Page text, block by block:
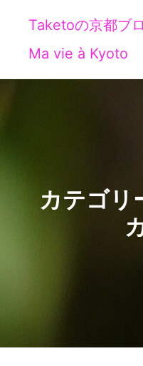
Taketoの京都ブ
Ma vie à Kyoto
カテゴリ